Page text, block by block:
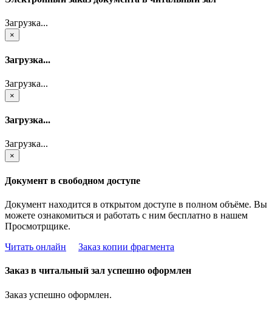
Загрузка...
×
Загрузка...
Загрузка...
×
Загрузка...
Загрузка...
×
Документ в свободном доступе
Документ находится в открытом доступе в полном объёме. Вы
можете ознакомиться и работать с ним бесплатно в нашем
Просмотрщике.
Читать онлайн
Заказ копии фрагмента
Заказ в читальный зал успешно оформлен
Заказ успешно оформлен.